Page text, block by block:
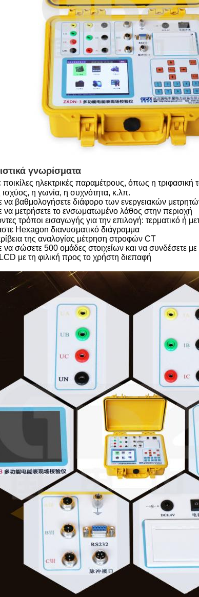
γνωρίσματα
ποικίλες ηλεκτρικές παραμέτρους, όπως η
η γωνία, η συχνότητα, κ.λπ.
βαθμολογήσετε διάφορο των ενεργειακών
μετρήσετε το ενσωματωμένο λάθος στην περιοχή
τρόποι εισαγωγής για την επιλογή: τερματικό ή
Hexagon διανυσματικό διάγραμμα
της αναλογίας μέτρηση στροφών CT
σώσετε 500 ομάδες στοιχείων και να συνδέσετε με
με τη φιλική προς το χρήστη διεπαφή